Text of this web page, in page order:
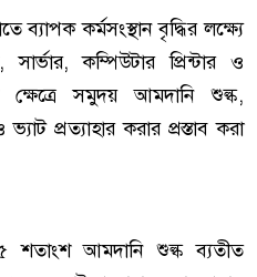
কর্মসংস্থান বৃদ্ধির লক্ষ্যে
কম্পিউটার প্রিন্টার ও
ক্ষেত্রে সমুদয় আমদানি শুল্ক,
প্রত্যাহার করার প্রস্তাব করা
শতাংশ আমদানি শুল্ক ব্যতীত